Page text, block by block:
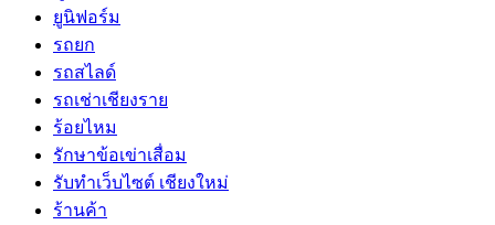
ยูนิฟอร์ม
รถยก
รถสไลด์
รถเช่าเชียงราย
ร้อยไหม
รักษาข้อเข่าเสื่อม
รับทำเว็บไซต์ เชียงใหม่
ร้านค้า